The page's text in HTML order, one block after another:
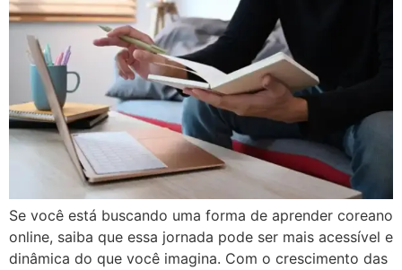
Se você está buscando uma forma de aprender coreano
online, saiba que essa jornada pode ser mais acessível e
dinâmica do que você imagina. Com o crescimento das